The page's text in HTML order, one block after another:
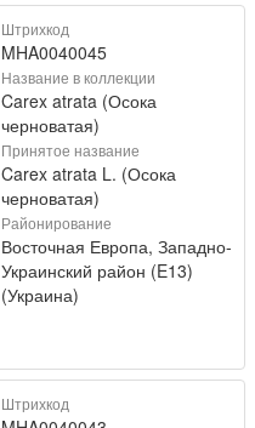
Штрихкод
MHA0040045
Название в коллекции
Carex atrata (Осока
черноватая)
Принятое название
Carex atrata L. (Осока
черноватая)
Районирование
Восточная Европа, Западно-
Украинский район (E13)
(Украина)
Штрихкод